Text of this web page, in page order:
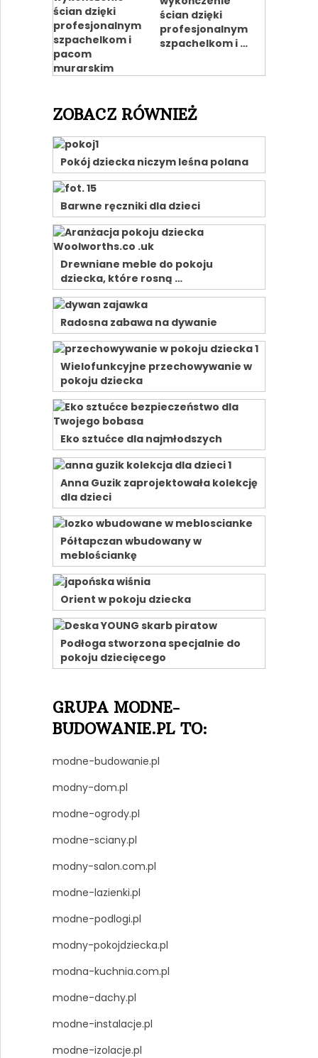
ścian dzięki
profesjonalnym
szpachelkom i …
ZOBACZ RÓWNIEŻ
Pokój dziecka niczym leśna polana
Barwne ręczniki dla dzieci
Drewniane meble do pokoju
dziecka, które rosną …
Radosna zabawa na dywanie
Wielofunkcyjne przechowywanie w
pokoju dziecka
Eko sztućce dla najmłodszych
Anna Guzik zaprojektowała kolekcję
dla dzieci
Półtapczan wbudowany w
meblościankę
Orient w pokoju dziecka
Podłoga stworzona specjalnie do
pokoju dziecięcego
GRUPA MODNE-
BUDOWANIE.PL TO:
modne-budowanie.pl
modny-dom.pl
modne-ogrody.pl
modne-sciany.pl
modny-salon.com.pl
modne-lazienki.pl
modne-podlogi.pl
modny-pokojdziecka.pl
modna-kuchnia.com.pl
modne-dachy.pl
modne-instalacje.pl
modne-izolacje.pl